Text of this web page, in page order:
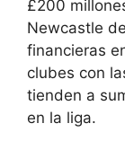
£200
Newcastle
financieras
clubes con
tienden a
en la liga.